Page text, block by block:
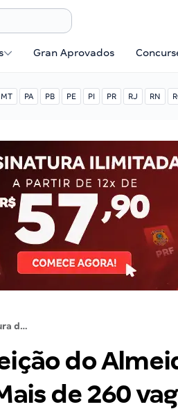
Gran Aprovados
MT PA PB PE PI PR RJ RN
Prefeitura de Conceição do Almeida-BA recebe inscrições! Mais de 260 vagas ofertadas!
do
de 260